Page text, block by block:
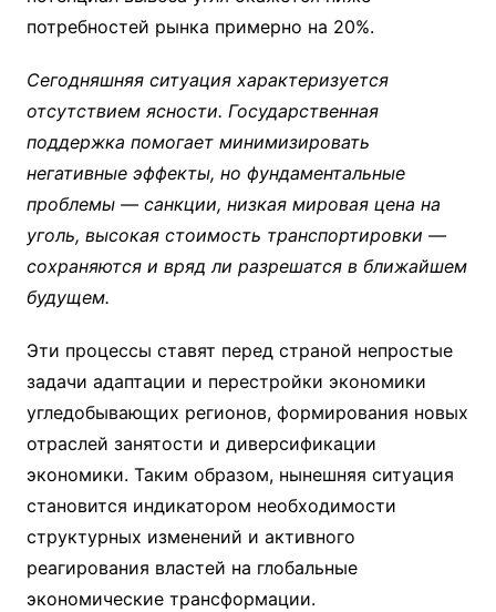
потребностей рынка примерно на 20%.
Сегодняшняя ситуация характеризуется
отсутствием ясности. Государственная
поддержка помогает минимизировать
негативные эффекты, но фундаментальные
проблемы — санкции, низкая мировая цена на
уголь, высокая стоимость транспортировки —
сохраняются и вряд ли разрешатся в ближайшем
будущем.
Эти процессы ставят перед страной непростые
задачи адаптации и перестройки экономики
угледобывающих регионов, формирования новых
отраслей занятости и диверсификации
экономики. Таким образом, нынешняя ситуация
становится индикатором необходимости
структурных изменений и активного
реагирования властей на глобальные
экономические трансформации.